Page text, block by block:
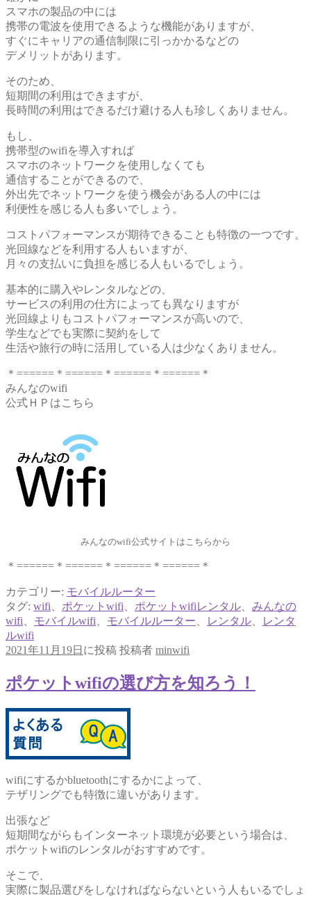
スマホの製品の中には
携帯の電波を使用できるような機能がありますが、
すぐにキャリアの通信制限に引っかかるなどの
デメリットがあります。
そのため、
短期間の利用はできますが、
長時間の利用はできるだけ避ける人も珍しくありません。
もし、
携帯型のwifiを導入すれば
スマホのネットワークを使用しなくても
通信することができるので、
外出先でネットワークを使う機会がある人の中には
利便性を感じる人も多いでしょう。
コストパフォーマンスが期待できることも特徴の一つです。
光回線などを利用する人もいますが、
月々の支払いに負担を感じる人もいるでしょう。
基本的に購入やレンタルなどの、
サービスの利用の仕方によっても異なりますが
光回線よりもコストパフォーマンスが高いので、
学生などでも実際に契約をして
生活や旅行の時に活用している人は少なくありません。
＊======＊======＊======＊======＊
みんなのwifi
公式ＨＰはこちら
みんなのwifi公式サイトはこちらから
＊======＊======＊======＊======＊
カテゴリー: モバイルルーター
タグ: wifi ポケットwifi ポケットwifiレンタル
みんなの
wifi
モバイルwifi モバイルルーター レンタル
レンタ
ルwifi
2021年11月19日 に投稿 投稿者 minwifi
ポケットwifiの選び方を知ろう！
wifiにするかbluetoothにするかによって、
テザリングでも特徴に違いがあります。
出張など
短期間ながらもインターネット環境が必要という場合は、
ポケットwifiのレンタルがおすすめです。
そこで、
実際に製品選びをしなければならないという人もいるでしょ